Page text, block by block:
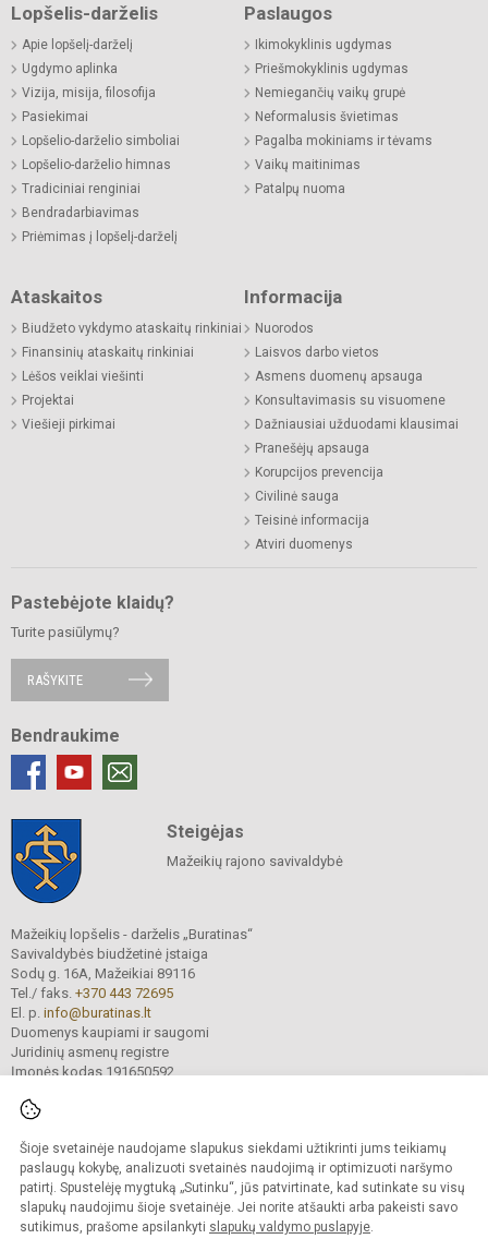
Šioje svetainėje naudojame slapukus siekdami užtikrinti jums teikiamų
paslaugų kokybę, analizuoti svetainės naudojimą ir optimizuoti naršymo
patirtį. Spustelėję mygtuką „Sutinku“, jūs patvirtinate, kad sutinkate su visų
slapukų naudojimu šioje svetainėje. Jei norite atšaukti arba pakeisti savo
sutikimus, prašome apsilankyti slapukų valdymo puslapyje.
Lopšelis-darželis
Apie lopšelį-darželį
Ugdymo aplinka
Vizija, misija, filosofija
Pasiekimai
Lopšelio-darželio simboliai
Lopšelio-darželio himnas
Tradiciniai renginiai
Bendradarbiavimas
Priėmimas į lopšelį-darželį
Paslaugos
Ikimokyklinis ugdymas
Priešmokyklinis ugdymas
Nemiegančių vaikų grupė
Neformalusis švietimas
Pagalba mokiniams ir tėvams
Vaikų maitinimas
Patalpų nuoma
Ataskaitos
Biudžeto vykdymo ataskaitų rinkiniai
Finansinių ataskaitų rinkiniai
Lėšos veiklai viešinti
Projektai
Viešieji pirkimai
Informacija
Nuorodos
Laisvos darbo vietos
Asmens duomenų apsauga
Konsultavimasis su visuomene
Dažniausiai užduodami klausimai
Pranešėjų apsauga
Korupcijos prevencija
Civilinė sauga
Teisinė informacija
Atviri duomenys
Pastebėjote klaidų?
Turite pasiūlymų?
RAŠYKITE
Bendraukime
Steigėjas
Mažeikių rajono savivaldybė
Mažeikių lopšelis - darželis „Buratinas“
Savivaldybės biudžetinė įstaiga
Sodų g. 16A, Mažeikiai 89116
Tel./ faks. +370 443 72695
El. p. info@buratinas.lt
Duomenys kaupiami ir saugomi
Juridinių asmenų registre
Įmonės kodas 191650592
© 2024. Mažeikių lopšelis - darželis „Buratinas“. Visos teisės saugomos.
Kopijuoti turinį be raštiško įstaigos administracijos sutikimo griežtai draudžiama.
Prieinamumo paraiška Slapukų valdymas
Sumanus būdas atnaujinti